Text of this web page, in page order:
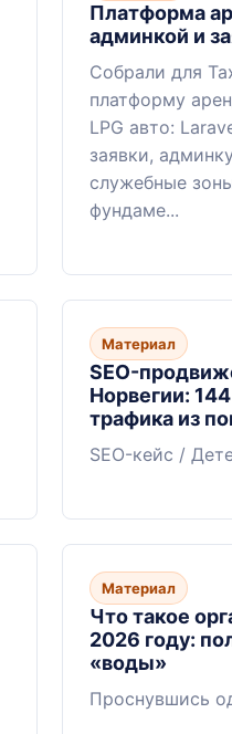
Платформа
админкой и
Собрали для
платформу
LPG авто:
заявки,
служебные
фундаме...
Материал
SEO-
Норвегии:
трафика из
SEO-кейс /
Материал
Что такое
2026 году:
«воды»
Проснувшись